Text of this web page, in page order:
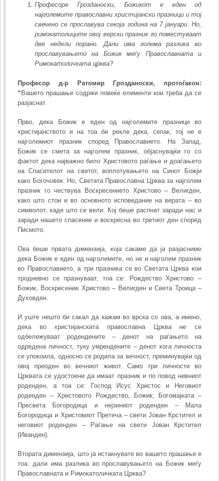
Професоре Грозданоски, Божикот е еден од
најголемите право­славни христијански празници и тој
свечено се прославува секоја година на 7 јануари. Но,
римокатолиците овој верски празник го поместуваат
две недели порано. Дали има голема разлика во
прославувањето на Божик меѓу Право­славната и
Римока­толичката црква?
Професор д-р Ратомир Грозданоски, протоѓакон:
“ Вашето прашање содржи повеќе елементи кои треба да се
разјаснат.
Прво, дека Божик е еден од најголемите празници во
христијанството и на тоа би рекле дека, сепак, тој не е
најголемиот празник според Православието. На Запад,
Божик се смета за најголем празник, објаснувајќи го со
фактот дека нај­важно било Хрис­то­вото раѓање и доаѓањето
на Спасителот на светот, вопло­тува­њето на Синот Божји
како Богочовек. Но, Светата Православна Црква за најголем
празник го чествува Воскресението Христово – Велигден,
како што стои и во основ­ното исповедание на верата – во
символот, каде што се вели: Кој беше распнат заради нас и
заради нашето спасение и воскресна во третиот ден според
Писмото.
Ова беше првата димензија, која сакаме да ја разјасниме
дека Божик е еден од најголемите, но не и најголем празник
во Православието, а три празника се во Светата Црква кои
тродневно се празнуваат, тоа се: Рождество Христово –
Божик, Воскресение Христово – Велигден и Света Троица –
Духовден.
И уште нешто би сакал да кажам во врска со ова, а имено,
дека во христи­јанската православна Црква не се
одбележуваат родендените – денот на раѓањето на
одредена личност, туку умрендените – денот кога личноста
се упокоила, односно се родила за вечност, преминувајќи од
овој преоден во вечниот живот. Само три лич­ности во
Црквата се удостоени да имаат празник и по повод нивниот
роденден, а тоа се: Господ Исус Христос и Неговиот
роденден – Христовото Рождество, Божик; Бого­мајката –
Пресвета Богородица и нејзиниот роденден – Мала
Богородица и Христо­виот Претеча – свети Јован Крстител и
неговиот роденден – Раѓање на свети Јован Крстител
(Иванден).
Втората димензија, што ја истакнувате во вашето прашање е
тоа: дали има разлика во прославувањето на Божик меѓу
Православната и Римокатоличката Црква?